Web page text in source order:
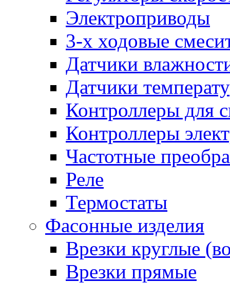
Электроприводы
3-х ходовые
Датчики
Датчики
Контроллеры для
Контроллеры
Частотные
Реле
Термостаты
Фасонные изделия
Врезки круглые
Врезки прямые